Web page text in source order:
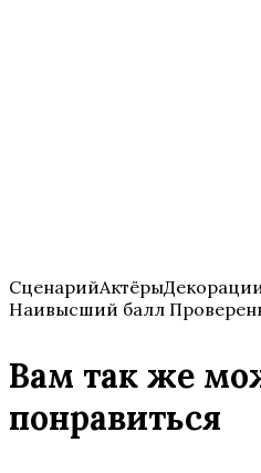
Наивысший балл
Вам так же
понравиться